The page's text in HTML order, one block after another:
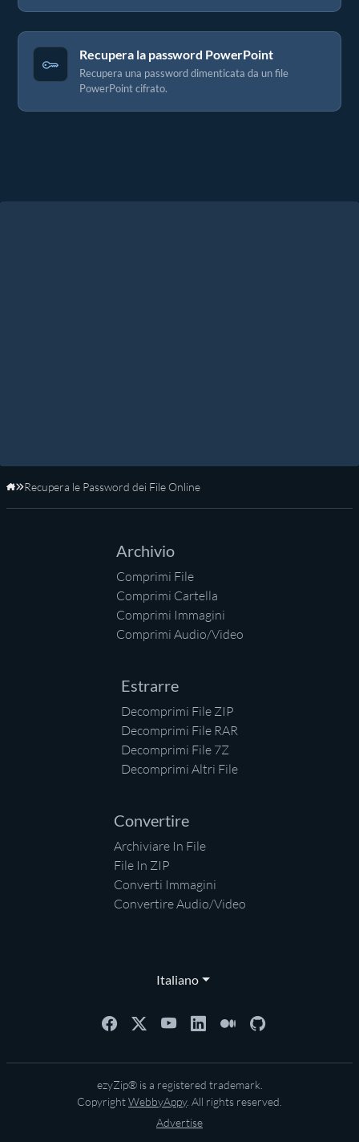
Recupera la password PowerPoint
Recupera una password dimenticata da un file
PowerPoint cifrato.
Home
Recupera le Password dei File Online
Archivio
Comprimi File
Comprimi Cartella
Comprimi Immagini
Comprimi Audio/Video
Estrarre
Decomprimi File ZIP
Decomprimi File RAR
Decomprimi File 7Z
Decomprimi Altri File
Convertire
Archiviare In File
File In ZIP
Converti Immagini
Convertire Audio/Video
Italiano
ezyZip® is a registered trademark.
CopyrightWebbyAppy. All rights reserved.
Advertise